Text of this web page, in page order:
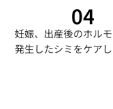
04
妊娠、出産後のホル
発生したシミをケアし